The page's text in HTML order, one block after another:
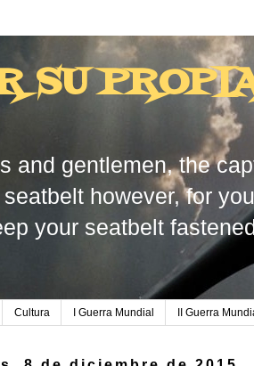
SU
and gentlemen, the
however, for
your seatbelt
Cultura I Guerra Mundial II Guerra